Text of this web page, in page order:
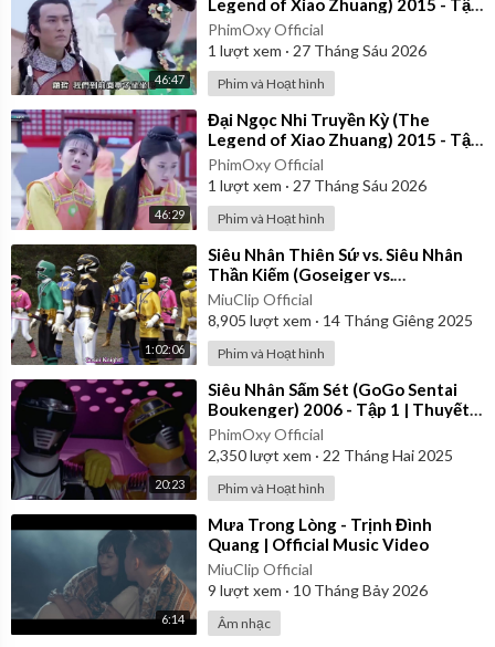
46:47
Legend of Xiao Zhuang) 2015 - Tập
27 | Lồng Tiếng
PhimOxy Official
1 lượt xem · 27 Tháng Sáu 2026
Phim và Hoạt hình
46:29
⁣Đại Ngọc Nhi Truyền Kỳ (The
Legend of Xiao Zhuang) 2015 - Tập
30 | Lồng Tiếng
PhimOxy Official
1 lượt xem · 27 Tháng Sáu 2026
Phim và Hoạt hình
1:02:06
⁣Siêu Nhân Thiên Sứ vs. Siêu Nhân
Thần Kiếm (Goseiger vs.
Shinkenger) | Vietsub
MiuClip Official
8,905 lượt xem · 14 Tháng Giêng 2025
Phim và Hoạt hình
20:23
⁣Siêu Nhân Sấm Sét (GoGo Sentai
Boukenger) 2006 - Tập 1 | Thuyết
Minh
PhimOxy Official
2,350lượt xem · 22 Tháng Hai 2025
Phim và Hoạt hình
6:14
⁣Mưa Trong Lòng - Trịnh Đình
Quang | Official Music Video
MiuClip Official
9 lượt xem · 10 Tháng Bảy 2026
Âm nhạc